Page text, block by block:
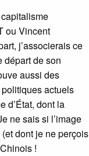
ou Vincent
j’associerais ce
départ de son
aussi des
actuels
d’État, dont la
ne sais si l’image
dont je ne perçois
!